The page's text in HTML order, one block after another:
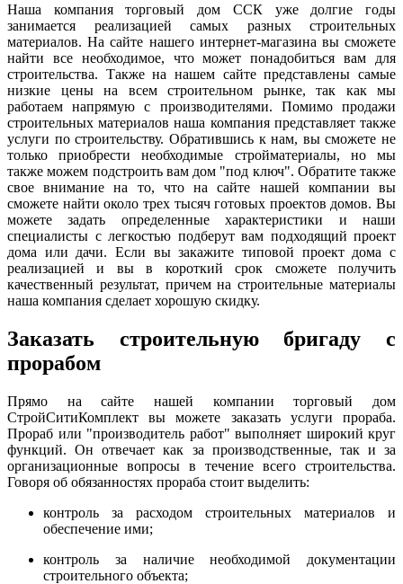
Наша компания торговый дом ССК уже долгие годы
занимается реализацией самых разных строительных
материалов. На сайте нашего интернет-магазина вы сможете
найти все необходимое, что может понадобиться вам для
строительства. Также на нашем сайте представлены самые
низкие цены на всем строительном рынке, так как мы
работаем напрямую с производителями. Помимо продажи
строительных материалов наша компания представляет также
услуги по строительству. Обратившись к нам, вы сможете не
только приобрести необходимые стройматериалы, но мы
также можем подстроить вам дом "под ключ". Обратите также
свое внимание на то, что на сайте нашей компании вы
сможете найти около трех тысяч готовых проектов домов. Вы
можете задать определенные характеристики и наши
специалисты с легкостью подберут вам подходящий проект
дома или дачи. Если вы закажите типовой проект дома с
реализацией и вы в короткий срок сможете получить
качественный результат, причем на строительные материалы
наша компания сделает хорошую скидку.
Заказать строительную бригаду с
прорабом
Прямо на сайте нашей компании торговый дом
СтройСитиКомплект вы можете заказать услуги прораба.
Прораб или "производитель работ" выполняет широкий круг
функций. Он отвечает как за производственные, так и за
организационные вопросы в течение всего строительства.
Говоря об обязанностях прораба стоит выделить:
контроль за расходом строительных материалов и
обеспечение ими;
контроль за наличие необходимой документации
строительного объекта;